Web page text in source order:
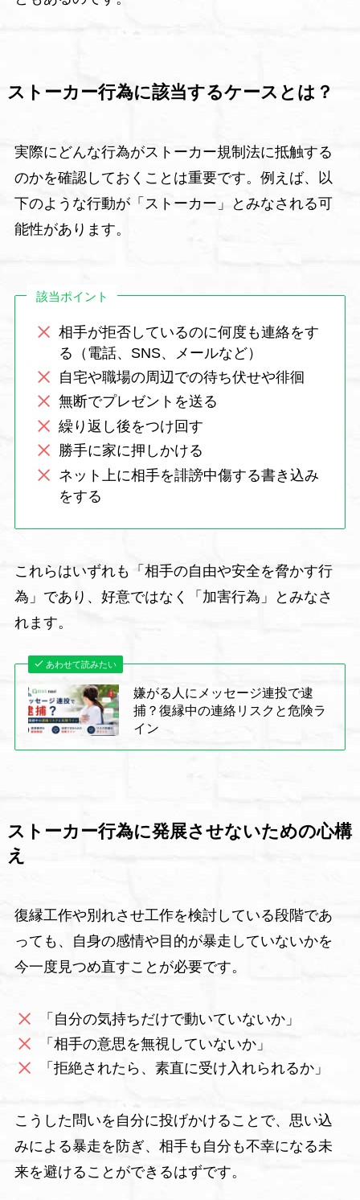
ストーカー行為に該当するケースとは？
実際にどんな行為がストーカー規制法に抵触する
のかを確認しておくことは重要です。例えば、以
下のような行動が「ストーカー」とみなされる可
能性があります。
該当ポイント
相手が拒否しているのに何度も連絡をす
る（電話、SNS、メールなど）
自宅や職場の周辺での待ち伏せや徘徊
無断でプレゼントを送る
繰り返し後をつけ回す
勝手に家に押しかける
ネット上に相手を誹謗中傷する書き込み
をする
これらはいずれも「相手の自由や安全を脅かす行
為」であり、好意ではなく「加害行為」とみなさ
れます。
あわせて読みたい
嫌がる人にメッセージ連投で逮
捕？復縁中の連絡リスクと危険ラ
イン
ストーカー行為に発展させないための心構
え
復縁工作や別れさせ工作を検討している段階であ
っても、自身の感情や目的が暴走していないかを
今一度見つめ直すことが必要です。
「自分の気持ちだけで動いていないか」
「相手の意思を無視していないか」
「拒絶されたら、素直に受け入れられるか」
こうした問いを自分に投げかけることで、思い込
みによる暴走を防ぎ、相手も自分も不幸になる未
来を避けることができるはずです。